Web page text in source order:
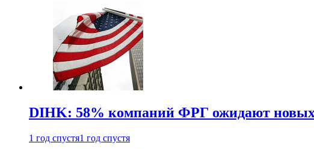
DIHK: 58% компаний ФРГ ожидают
1 год спустя1 год спустя